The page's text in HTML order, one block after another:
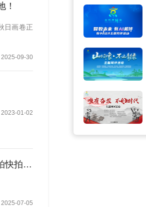
！
日画卷正
2025-09-30
2023-01-02
了！”
2025-07-05